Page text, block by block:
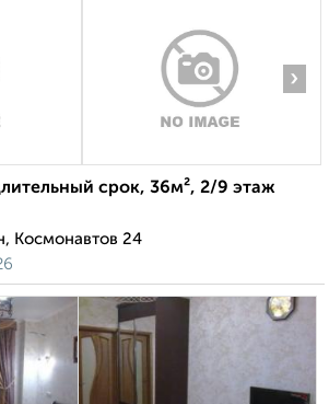
›
срок, 36м², 2/9 этаж
Космонавтов 24